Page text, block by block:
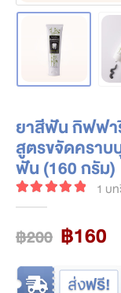
ยาสีฟัน กิฟฟา
สูตรขจัดคราบ
ฟัน (160 กรัม)
5.00
1 บ
฿200 Original
price
was:
฿160